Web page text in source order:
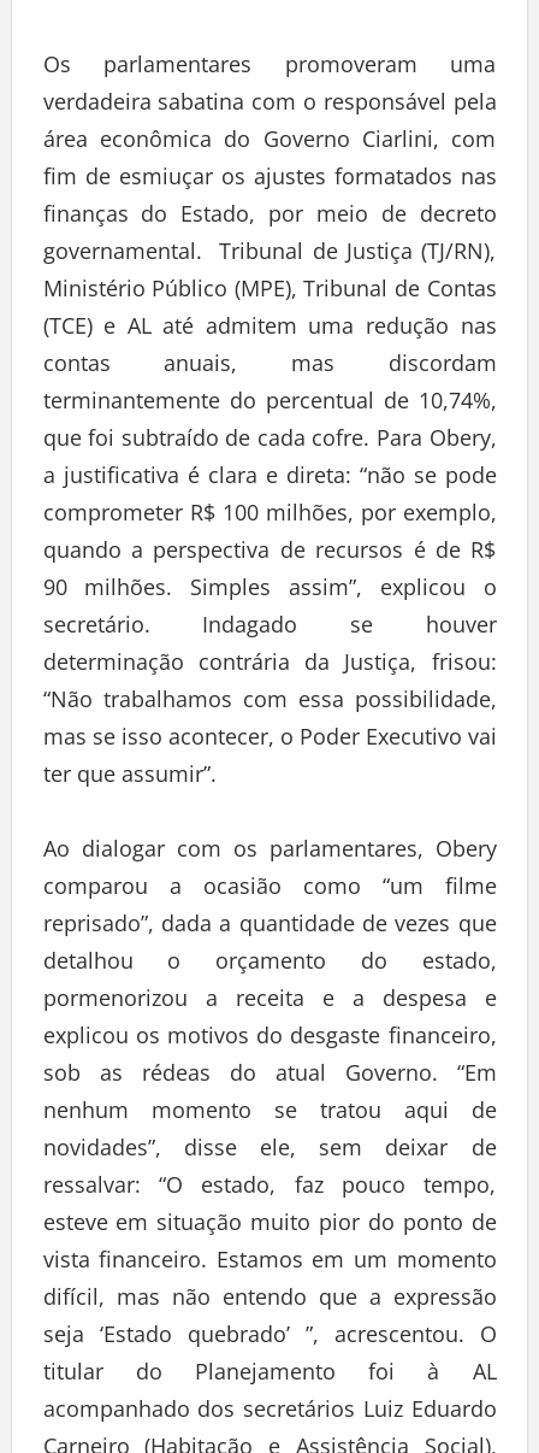
Os parlamentares promoveram uma
verdadeira sabatina com o responsável pela
área econômica do Governo Ciarlini, com
fim de esmiuçar os ajustes formatados nas
finanças do Estado, por meio de decreto
governamental. Tribunal de Justiça (TJ/RN),
Ministério Público (MPE), Tribunal de Contas
(TCE) e AL até admitem uma redução nas
contas anuais, mas discordam
terminantemente do percentual de 10,74%,
que foi subtraído de cada cofre. Para Obery,
a justificativa é clara e direta: “não se pode
comprometer R$ 100 milhões, por exemplo,
quando a perspectiva de recursos é de R$
90 milhões. Simples assim”, explicou o
secretário. Indagado se houver
determinação contrária da Justiça, frisou:
“Não trabalhamos com essa possibilidade,
mas se isso acontecer, o Poder Executivo vai
ter que assumir”.
Ao dialogar com os parlamentares, Obery
comparou a ocasião como “um filme
reprisado”, dada a quantidade de vezes que
detalhou o orçamento do estado,
pormenorizou a receita e a despesa e
explicou os motivos do desgaste financeiro,
sob as rédeas do atual Governo. “Em
nenhum momento se tratou aqui de
novidades”, disse ele, sem deixar de
ressalvar: “O estado, faz pouco tempo,
esteve em situação muito pior do ponto de
vista financeiro. Estamos em um momento
difícil, mas não entendo que a expressão
seja ‘Estado quebrado’ ”, acrescentou. O
titular do Planejamento foi à AL
acompanhado dos secretários Luiz Eduardo